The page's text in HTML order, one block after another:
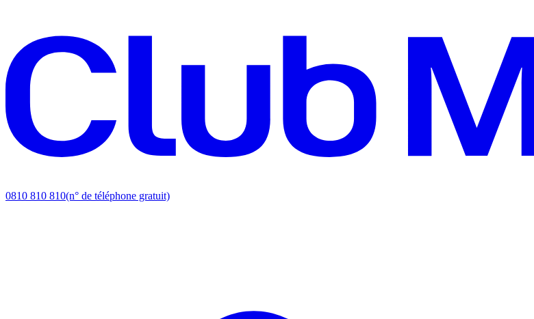
0810 810 810(n° de téléphone gratuit)